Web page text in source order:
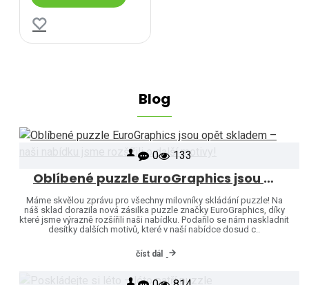
Blog
0 133
Oblíbené puzzle EuroGraphics jsou opět skladem – naši nabídku jsme rozšířili o další motivy!
Máme skvělou zprávu pro všechny milovníky skládání puzzle! Na
náš sklad dorazila nová zásilka puzzle značky EuroGraphics, díky
které jsme výrazně rozšířili naši nabídku. Podařilo se nám naskladnit
desítky dalších motivů, které v naší nabídce dosud c..
číst dál